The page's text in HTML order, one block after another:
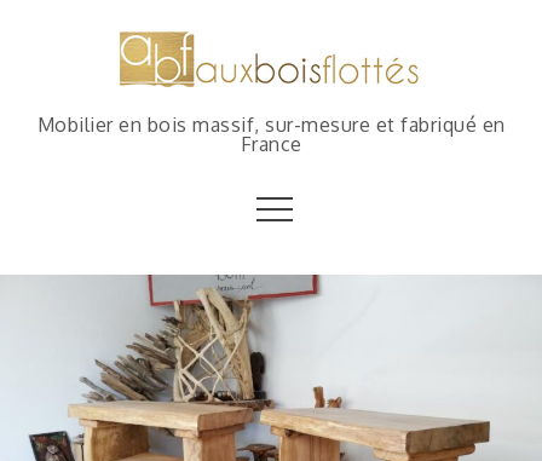
Mobilier en bois massif, sur-mesure et fabriqué en
France